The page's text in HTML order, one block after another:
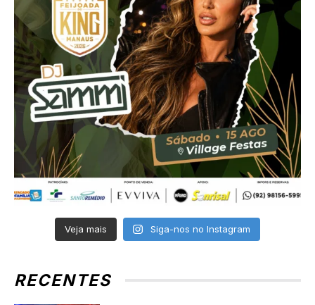
Veja mais Siga-nos no Instagram
RECENTES